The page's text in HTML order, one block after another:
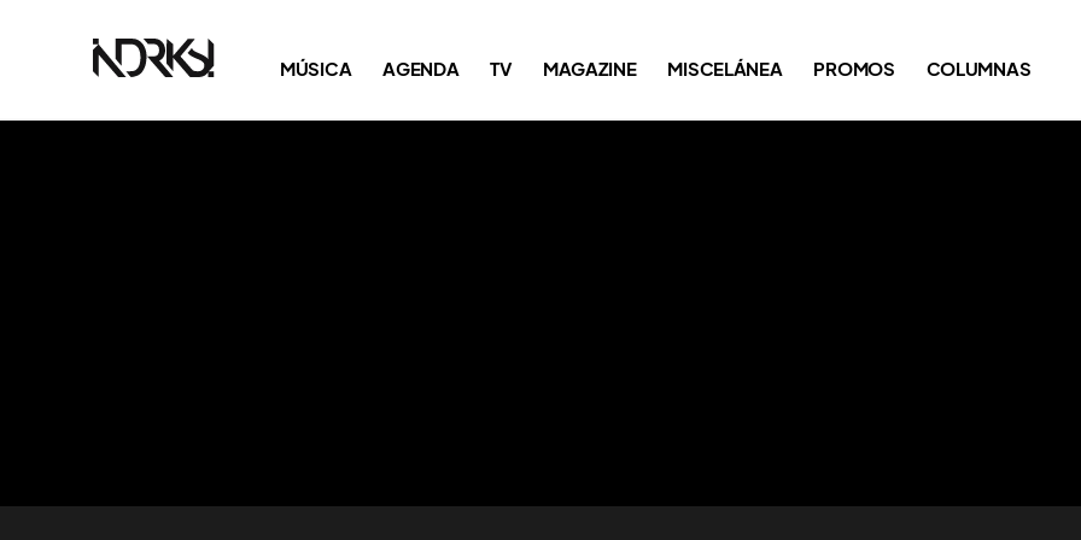
MÚSICA AGENDA TV MAGAZINE MISCELÁNEA PROMOS COLUMNAS